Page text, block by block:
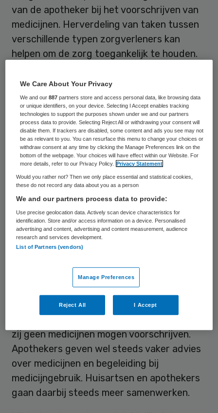
van de apotheker bij het voorschrijven van
medicijnen. Herverdeling van taken tussen
verschillende typen zorgverleners kan
helpen om de zorg toegankelijk te houden.
rond het voorschrijven van medicijnen.
Om de wensen en verwachtingen hierover
van de Nederlandse burger te achterhalen,
organiseerden Nivel en SIR in oktober 2022
een Burgerplatform. Voor het onderzoek
gingen tien burgers in gesprek met elkaar,
met inhoudelijke inbreng van experts, en
schetsten uiteindelijk hun ideale
toekomstscenario.
Voorschrijven door apotheker
In Nederland hebben apothekers, in
tegenstelling tot apothekers in een aantal
andere landen, geen
zij geen medicijnen mogen voorschrijven.
Apothekers geven wel steeds vaker advies
over medicijnen en begeleiding bij
medicijngebruik. Huisartsen en apothekers
gaan daarbij steeds meer samenwerken.
We Care About Your Privacy
We and our887 partners store and access personal data, like browsing data
or unique identifiers, on your device. Selecting I Accept enables tracking
technologies to support the purposes shown under we and our partners
process data to provide. Selecting Reject All or withdrawing your consent will
disable them. If trackers are disabled, some content and ads you see may not
be as relevant to you. You can resurface this menu to change your choices or
withdraw consent at any time by clicking the Manage Preferences link on the
bottom of the webpage. Your choices will have effect within our Website. For
more details, refer to our Privacy Policy.
Privacy Statement
Would you rather not? Then we only place essential and statistical cookies,
these do not record any data about you as a person
We and our partners process data to provide:
Use precise geolocation data. Actively scan device characteristics for
identification. Store and/or access information on a device. Personalised
advertising and content, advertising and content measurement, audience
research and services development.
List of Partners (vendors)
Manage Preferences
Reject All I Accept